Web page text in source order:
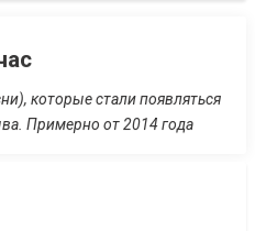
которые стали появляться
Примерно от 2014 года